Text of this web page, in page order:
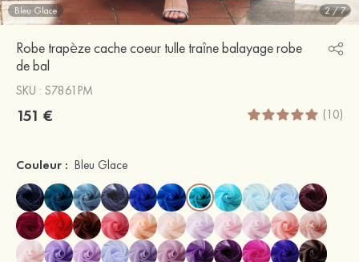
Bleu Glace 2/7
Robe trapèze cache coeur tulle traîne balayage robe
de bal
SKU : S7861PM
151 € (10)
Couleur : Bleu Glace